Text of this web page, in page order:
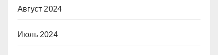
Август 2024
Июль 2024